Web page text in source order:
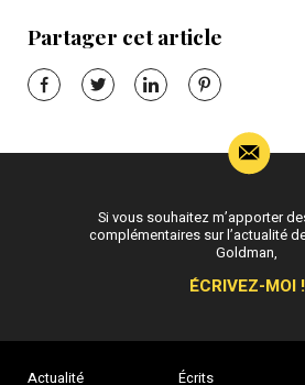
Partager cet article
Actualité
Écrits
Si vous souhaitez m’apporter
complémentaires sur l’actualité
Goldman,
ÉCRIVEZ-MOI !